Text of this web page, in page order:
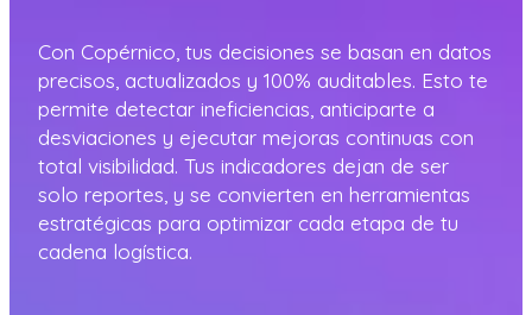
Con Copérnico, tus decisiones se basan en datos
precisos, actualizados y 100% auditables. Esto te
permite detectar ineficiencias, anticiparte a
desviaciones y ejecutar mejoras continuas con
total visibilidad. Tus indicadores dejan de ser
solo reportes, y se convierten en herramientas
estratégicas para optimizar cada etapa de tu
cadena logística.